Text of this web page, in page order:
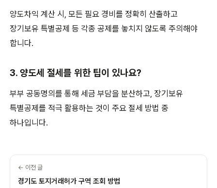
양도차익 계산 시, 모든 필요 경비를 정확히 산출하고
장기보유 특별공제 등 각종 공제를 놓치지 않도록 주의해야
합니다.
3. 양도세 절세를 위한 팁이 있나요?
부부 공동명의를 통해 세금 부담을 분산하고, 장기보유
특별공제를 적극 활용하는 것이 주요 절세 방법 중
하나입니다.
← 이전 글
경기도 토지거래허가 구역 조회 방법